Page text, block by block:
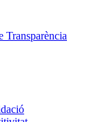
Transparència